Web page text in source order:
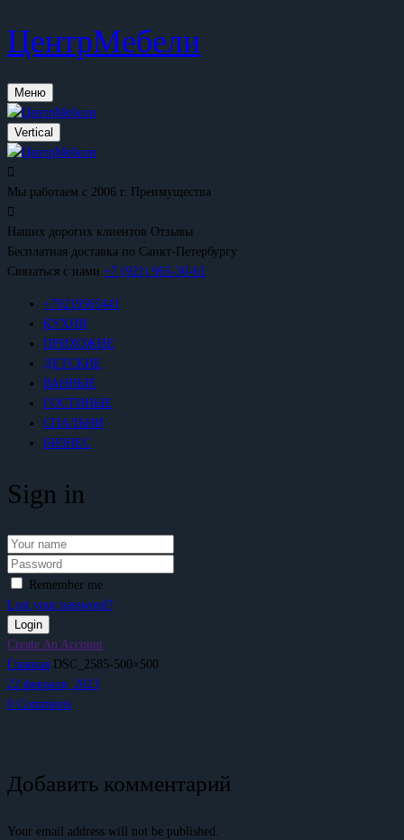
ЦентрМебели
Меню
Vertical
Мы работаем с 2006 г. Преимущества
Наших дорогих клиентов Отзывы
Бесплатная доставка по Санкт-Петербургу
Связаться с нами +7 (921) 965-30-61
+79219565441
КУХНИ
ПРИХОЖИЕ
ДЕТСКИЕ
ВАННЫЕ
ГОСТИНЫЕ
СПАЛЬНИ
БИЗНЕС
Sign in
Remember me
Lost your password?
Create An Account
Главная DSC_2585-500×500
22 февраля, 2023
0 Comments
Добавить комментарий
Your email address will not be published.